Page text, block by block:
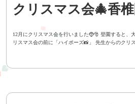
クリスマス会🎄香椎
12月にクリスマス会を行いました🤶🎅 登園すると、
リスマス会の前に「ハイポーズ📸」 先生からのクリ